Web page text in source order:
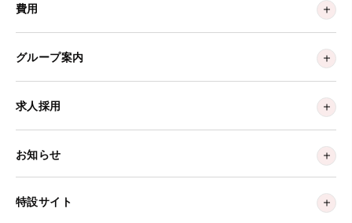
費用
グループ案内
求人採用
お知らせ
特設サイト